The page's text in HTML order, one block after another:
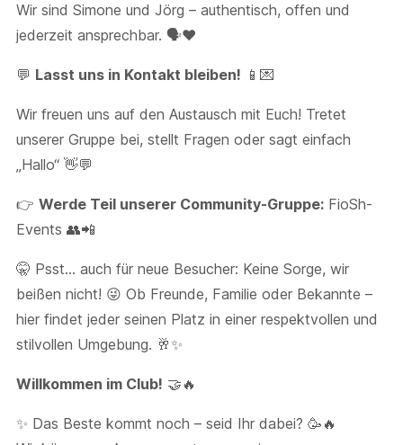
Wir sind Simone und Jörg – authentisch, offen und
jederzeit ansprechbar. 🗣️❤️
💬 Lasst uns in Kontakt bleiben! 📱💌
Wir freuen uns auf den Austausch mit Euch! Tretet
unserer Gruppe bei, stellt Fragen oder sagt einfach
„Hallo“ 👋💬
👉 Werde Teil unserer Community-Gruppe:FioSh-
Events 👥📲
🤫 Psst… auch für neue Besucher: Keine Sorge, wir
beißen nicht! 😜 Ob Freunde, Familie oder Bekannte –
hier findet jeder seinen Platz in einer respektvollen und
stilvollen Umgebung. 🥂✨
Willkommen im Club! 🤝🔥
✨ Das Beste kommt noch – seid Ihr dabei? 🥳🔥